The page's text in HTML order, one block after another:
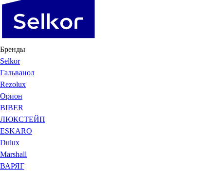
Бренды
Selkor
Гальванол
Rezolux
Орион
BIBER
ЛЮКСТЕЙП
ESKARO
Dulux
Marshall
ВАРЯГ